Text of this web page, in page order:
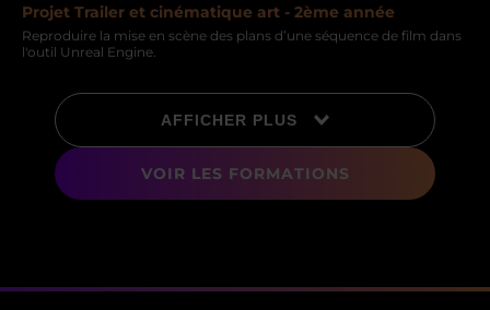
Projet Trailer et cinématique art - 2ème année
Reproduire la mise en scène des plans d’une séquence de film dans
l'outil Unreal Engine.
AFFICHER PLUS
VOIR LES FORMATIONS